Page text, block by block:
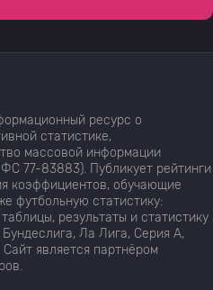
ресурс о
статистике,
массовой информации
77-83883). Публикует рейтинги
коэффициентов, обучающие
футбольную статистику:
результаты и статистику
Ла Лига, Серия А,
является партнёром